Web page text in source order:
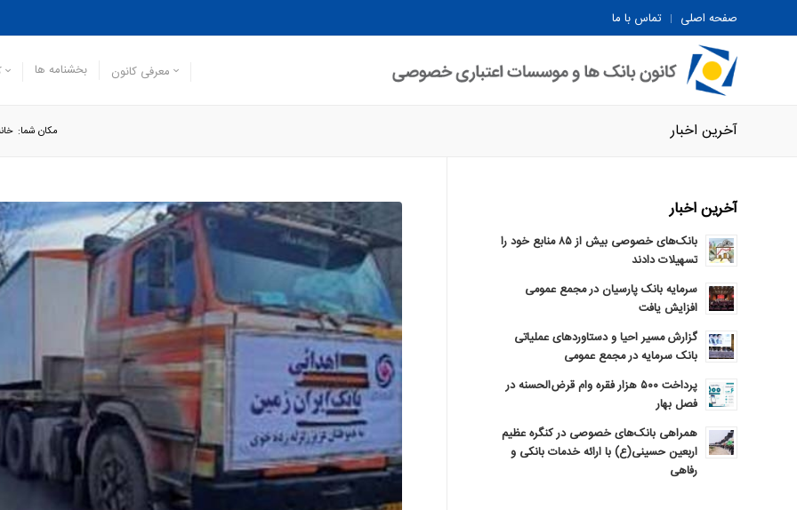
صفحه اصلی تماس با ما
معرفی کانون بخشنامه ها
آخرین اخبار مکان شما:
آخرین اخبار
بانک‌های خصوصی بیش از ۸۵ منابع خود را
تسهیلات دادند
سرمایه بانک پارسیان در مجمع عمومی
افزایش یافت
گزارش مسیر احیا و دستاوردهای عملیاتی
بانک سرمایه در مجمع عمومی
پرداخت ۵۰۰ هزار فقره وام قرض‌الحسنه در
فصل بهار
همراهی بانک‌های خصوصی در کنگره عظیم
اربعین حسینی(ع) با ارائه خدمات بانکی و
رفاهی